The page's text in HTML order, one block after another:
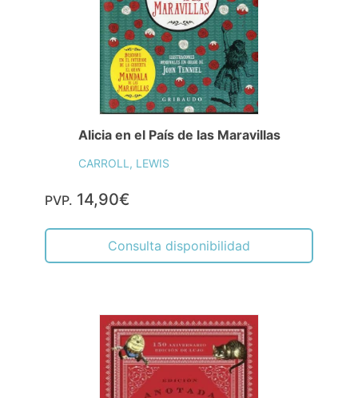
Alicia en el País de las Maravillas
CARROLL, LEWIS
PVP. 14,90€
Consulta disponibilidad